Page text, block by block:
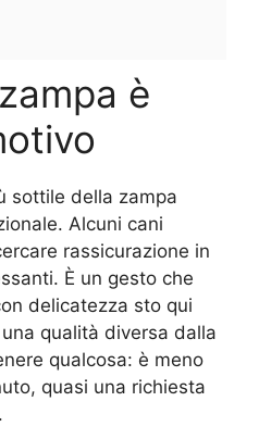
è
sottile della zampa
Alcuni cani
rassicurazione in
È un gesto che
delicatezza sto qui
qualità diversa dalla
qualcosa: è meno
quasi una richiesta